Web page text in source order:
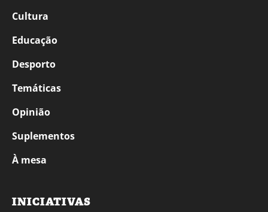
Cultura
Educação
Desporto
Temáticas
Opinião
Suplementos
À mesa
INICIATIVAS